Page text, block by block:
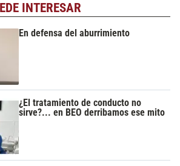
INTERESAR
En defensa del aburrimiento
¿El tratamiento de conducto no
sirve?... en BEO derribamos ese mito